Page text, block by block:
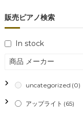
稿
ナ
ビ
ゲ
ー
販売ピアノ検索
In stock
商品 メーカー
uncategorized (0)
アップライト (65)